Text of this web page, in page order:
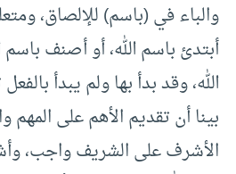
والباء في (باسم) للإلصاق،
أبتدئ باسم الله، أو أصنف باسم
الله، وقد بدأ بها ولم يبدأ
بينا أن تقديم الأهم على
الأشرف على الشريف واجب،